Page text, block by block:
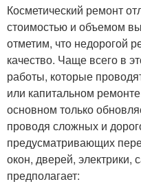
Косметический ремонт
стоимостью и объемом
отметим, что недорогой
качество. Чаще всего в
работы, которые
или капитальном
основном только
проводя сложных и
предусматривающих
окон, дверей, электрики,
предполагает: